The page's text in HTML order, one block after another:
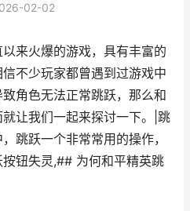
02-02
来火爆的游戏，具有丰富的
不少玩家都曾遇到过游戏中
角色无法正常跳跃，那么和
让我们一起来探讨一下。|跳
跳跃一个非常常用的操作，
钮失灵,## 为何和平精英跳